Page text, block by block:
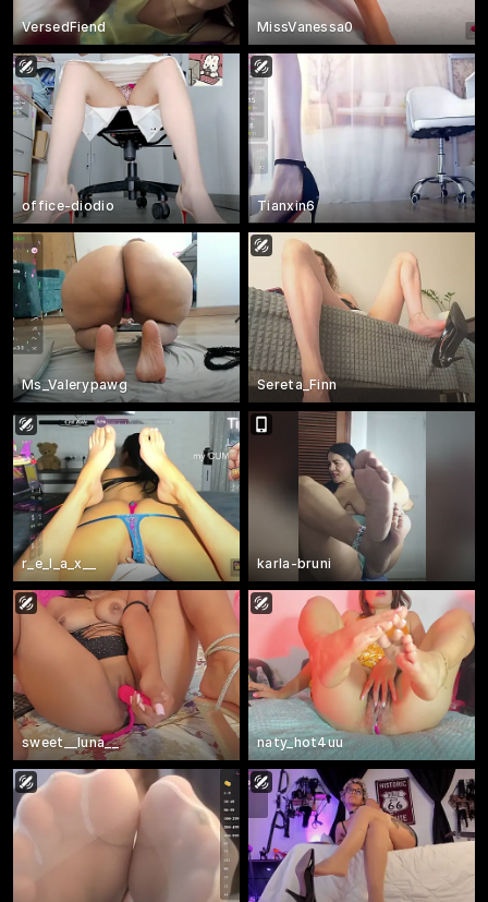
VersedFiend MissVanessa0
office-diodio Tianxin6
Ms_Valerypawg Sereta_Finn
r_e_l_a_x__ karla-bruni
sweet__luna__ naty_hot4uu